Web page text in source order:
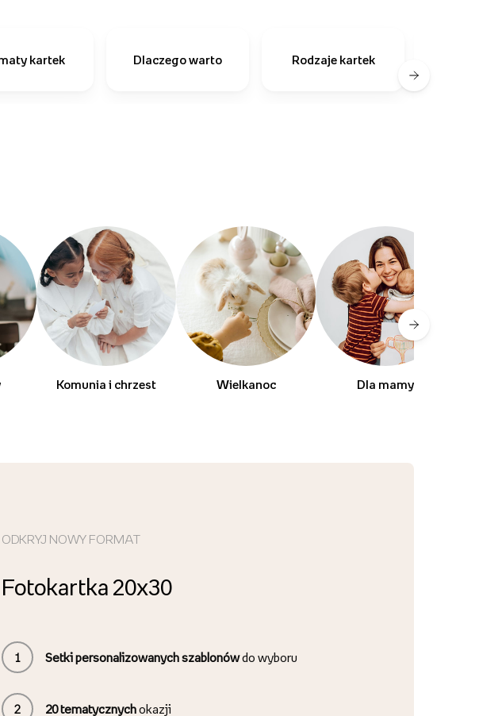
kartek Dlaczego warto Rodzaje kartek
Komunia i chrzest Wielkanoc Dla mamy
ODKRYJ NOWY FORMAT
Fotokartka 20x30
1 Setki personalizowanych szablonówdo wyboru
2 20tematycznychokazji